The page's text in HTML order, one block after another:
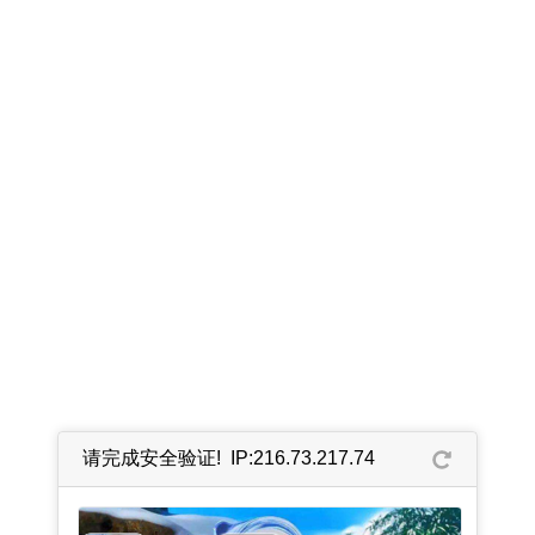
请完成安全验证! IP:216.73.217.74